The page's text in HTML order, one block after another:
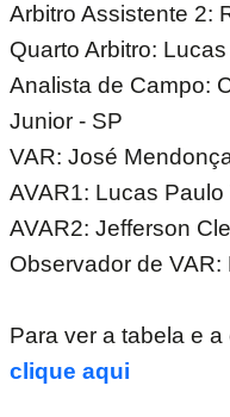
Arbitro Assistente 2:
Quarto Arbitro:
Analista de Campo:
Junior - SP
VAR: José
AVAR1: Lucas Paulo
AVAR2: Jefferson
Observador de
Para ver a tabela e
clique aqui